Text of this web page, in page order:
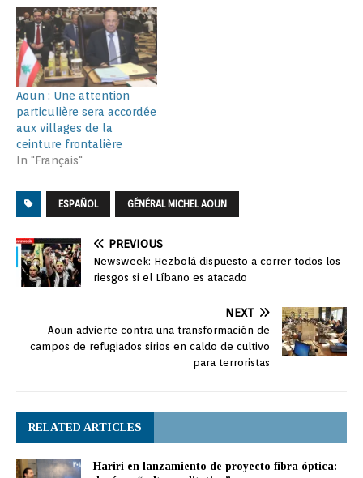
Aoun : Une attention
particulière sera accordée
aux villages de la
ceinture frontalière
In "Français"
ESPAÑOL GÉNÉRAL MICHEL AOUN
PREVIOUS
Newsweek: Hezbolá dispuesto a correr todos los
riesgos si el Líbano es atacado
NEXT
Aoun advierte contra una transformación de
campos de refugiados sirios en caldo de cultivo
para terroristas
RELATED ARTICLES
Hariri en lanzamiento de proyecto fibra óptica: